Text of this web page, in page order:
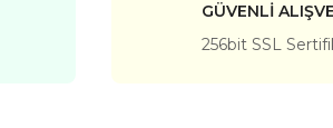
GÜVENLİ
256bit SSL